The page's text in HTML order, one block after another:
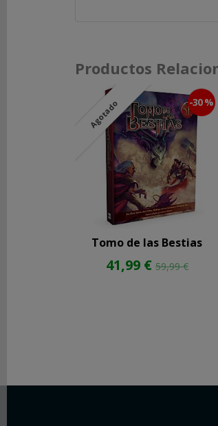
Facebook
Youtube
Productos
Agotado -30 %
Tomo de las Bestias
41,99 € 59,99 €